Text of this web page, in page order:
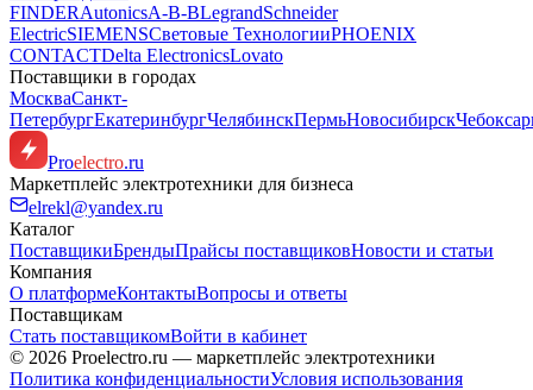
FINDERAutonicsA-B-BLegrandSchneider
ElectricSIEMENSСветовые ТехнологииPHOENIX
CONTACTDelta ElectronicsLovato
Поставщики в городах
МоскваСанкт-
ПетербургЕкатеринбургЧелябинскПермьНовосибирск
Proelectro.ru
Маркетплейс электротехники для бизнеса
elrekl@yandex.ru
Каталог
ПоставщикиБрендыПрайсы поставщиковНовости и статьи
Компания
О платформеКонтактыВопросы и ответы
Поставщикам
Стать поставщикомВойти в кабинет
© 2026 Proelectro.ru — маркетплейс электротехники
Политика конфиденциальностиУсловия использования